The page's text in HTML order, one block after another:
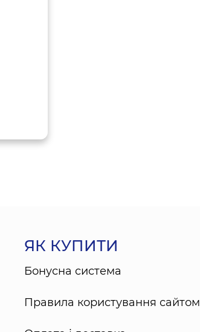
ЯК КУПИТИ
Бонусна система
Правила користування сайтом